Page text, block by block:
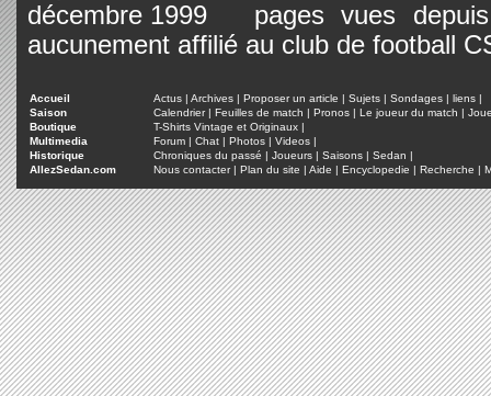
pages vues
aucunement affilié au club de football
Accueil Actus | Archives | Proposer un article | Sujets | Sondages | liens |
Saison
Calendrier| Feuilles de match | Pronos | Le joueur du match |
Boutique
T-Shirts Vintage et Originaux |
Multimedia
Forum | Chat | Photos | Videos |
Historique
Chroniques du passé | Joueurs | Saisons | Sedan |
AllezSedan.com
Nous contacter| Plan du site | Aide | Encyclopedie | Recherche |